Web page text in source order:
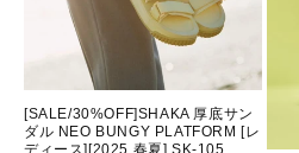
[SALE/30%OFF]SHAKA 厚底サン
ダル NEO BUNGY PLATFORM [レ